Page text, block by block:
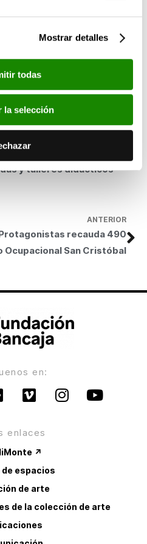
Mostrar detalles
todas
la selección
como el Lowe Art Museum de
ANTERIOR
recauda 490
Ocupacional San Cristóbal
exposiciones hasta las
y talleres didácticos
en:
enlaces
↗
espacios
de arte
de la colección de arte